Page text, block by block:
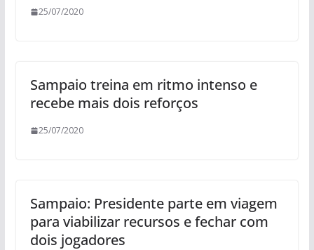
25/07/2020
Sampaio treina em ritmo intenso e
recebe mais dois reforços
25/07/2020
Sampaio: Presidente parte em viagem
para viabilizar recursos e fechar com
dois jogadores